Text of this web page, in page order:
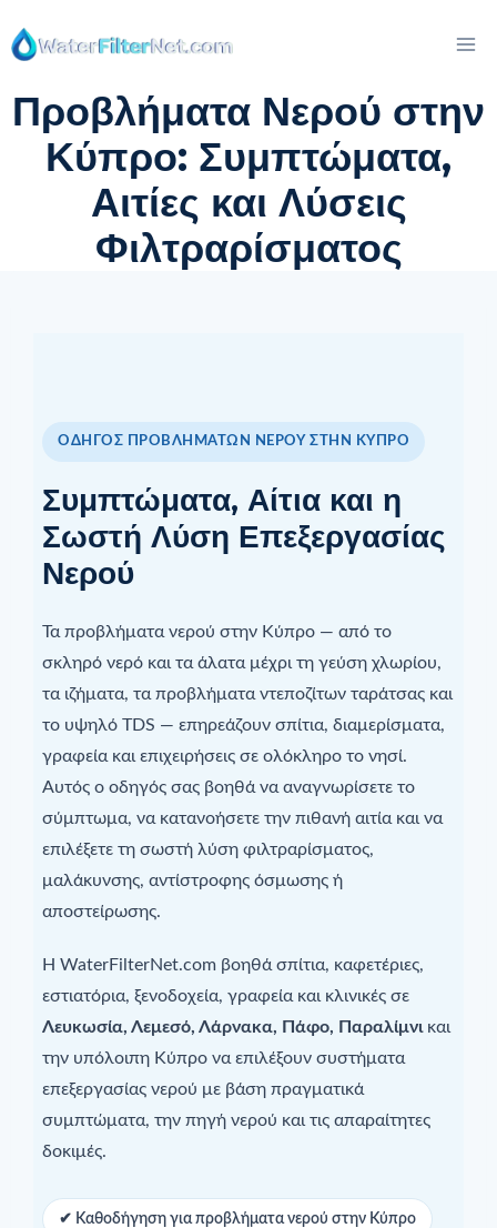
to
content
Προβλήματα Νερού στην
Κύπρο: Συμπτώματα,
Αιτίες και Λύσεις
Φιλτραρίσματος
ΟΔΗΓΌΣ ΠΡΟΒΛΗΜΆΤΩΝ ΝΕΡΟΎ ΣΤΗΝ ΚΎΠΡΟ
Συμπτώματα, Αίτια και η
Σωστή Λύση Επεξεργασίας
Νερού
Τα προβλήματα νερού στην Κύπρο — από το
σκληρό νερό και τα άλατα μέχρι τη γεύση χλωρίου,
τα ιζήματα, τα προβλήματα ντεποζίτων ταράτσας και
το υψηλό TDS — επηρεάζουν σπίτια, διαμερίσματα,
γραφεία και επιχειρήσεις σε ολόκληρο το νησί.
Αυτός ο οδηγός σας βοηθά να αναγνωρίσετε το
σύμπτωμα, να κατανοήσετε την πιθανή αιτία και να
επιλέξετε τη σωστή λύση φιλτραρίσματος,
μαλάκυνσης, αντίστροφης όσμωσης ή
αποστείρωσης.
Η WaterFilterNet.com βοηθά σπίτια, καφετέριες,
εστιατόρια, ξενοδοχεία, γραφεία και κλινικές σε
Λευκωσία, Λεμεσό, Λάρνακα, Πάφο, Παραλίμνικαι
την υπόλοιπη Κύπρο να επιλέξουν συστήματα
επεξεργασίας νερού με βάση πραγματικά
συμπτώματα, την πηγή νερού και τις απαραίτητες
δοκιμές.
✔ Καθοδήγηση για προβλήματα νερού στην Κύπρο